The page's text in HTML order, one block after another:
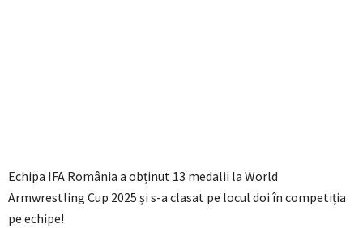
Echipa IFA România a obținut 13 medalii la World
Armwrestling Cup 2025 și s-a clasat pe locul doi în competiția
pe echipe!